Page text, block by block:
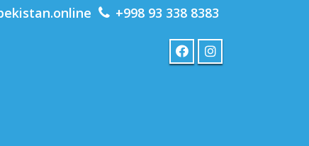
+998 93 338 8383